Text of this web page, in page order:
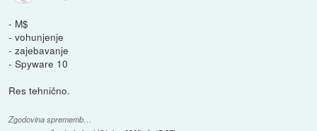
- M$
- vohunjenje
- zajebavanje
- Spyware 10
Res tehnično.
Zgodovina sprememb…